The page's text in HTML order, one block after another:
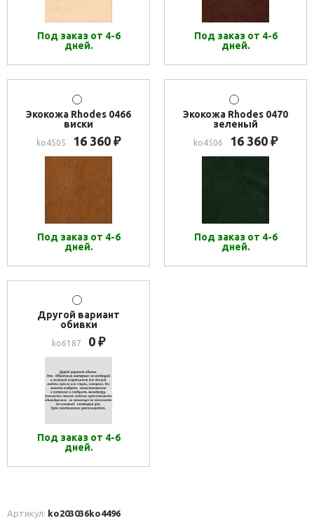
Под заказ от 4-6
дней.
Под заказ от 4-6
дней.
Экокожа Rhodes 0466
виски
ko4505 16 360 ₽
Под заказ от 4-6
дней.
Экокожа Rhodes 0470
зеленый
ko4506 16 360 ₽
Под заказ от 4-6
дней.
Другой вариант
обивки
ko6187 0 ₽
Под заказ от 4-6
дней.
Артикул: ko203036 ko4496